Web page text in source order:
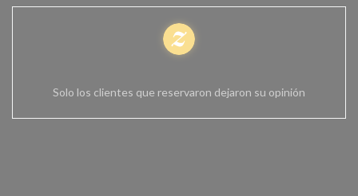
Solo los clientes que reservaron dejaron su opinión